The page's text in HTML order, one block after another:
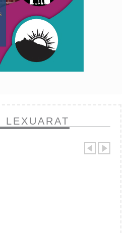
LEXUARAT